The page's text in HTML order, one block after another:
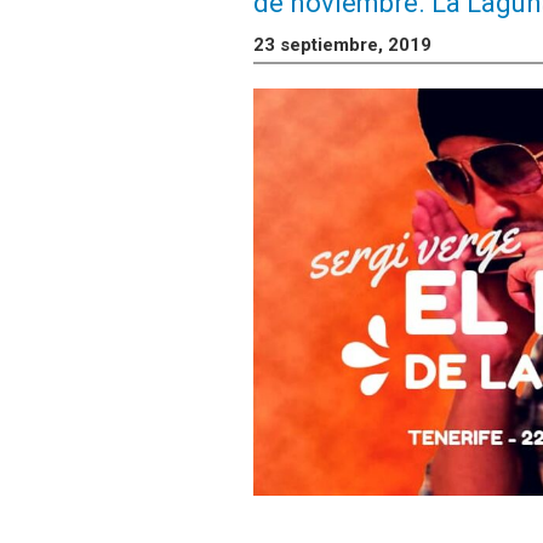
23 septiembre, 2019